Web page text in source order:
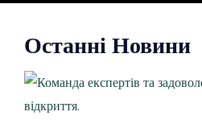
Останні Новини